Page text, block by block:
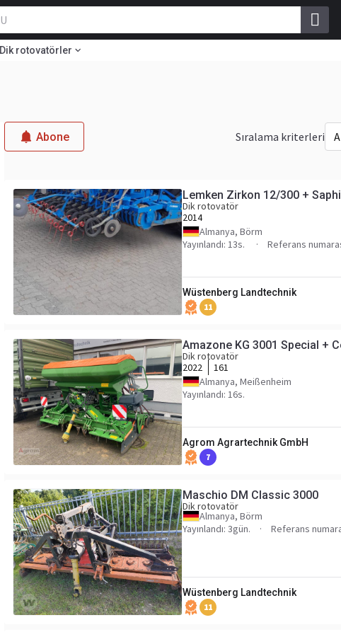
Dik rotovatörler
Abone Sıralama kriterleri
Lemken Zirkon 12/300 +
Dik rotovatör
2014
Almanya, Börm
Yayınlandı: 13s.
Referans
Wüstenberg Landtechnik
11
Amazone KG 3001 Special +
Dik rotovatör
2022
161
Almanya, Meißenheim
Yayınlandı: 16s.
Agrom Agrartechnik GmbH
7
Maschio DM Classic 3000
Dik rotovatör
Almanya, Börm
Yayınlandı: 3gün.
Referans
Wüstenberg Landtechnik
11